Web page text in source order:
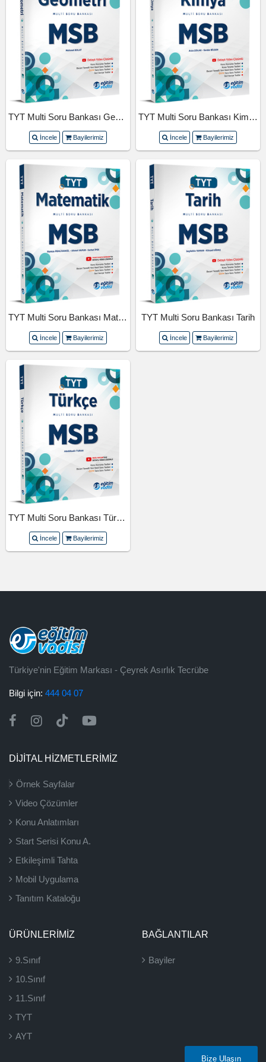
TYT Multi Soru Bankası Geometri
İncele Bayilerimiz
TYT Multi Soru Bankası Kimya
İncele Bayilerimiz
TYT Multi Soru Bankası Matematik
İncele Bayilerimiz
TYT Multi Soru Bankası Tarih
İncele Bayilerimiz
TYT Multi Soru Bankası Türkçe
İncele Bayilerimiz
Türkiye'nin Eğitim Markası - Çeyrek Asırlık Tecrübe
Bilgi için: 444 04 07
DİJİTAL HİZMETLERİMİZ
Örnek Sayfalar
Video Çözümler
Konu Anlatımları
Start Serisi Konu A.
Etkileşimli Tahta
Mobil Uygulama
Tanıtım Kataloğu
ÜRÜNLERIMIZ
9.Sınıf
10.Sınıf
11.Sınıf
TYT
AYT
BAĞLANTILAR
Bayiler
Bize Ulaşın